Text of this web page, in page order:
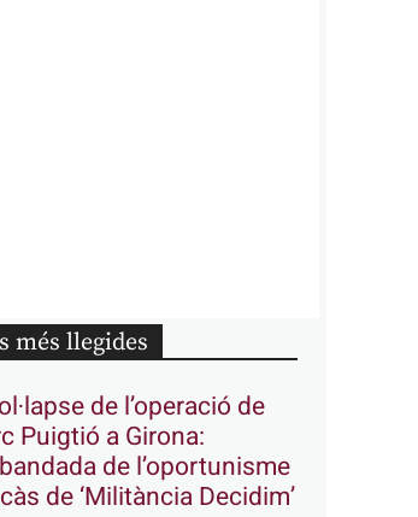
més llegides
de l’operació de
Puigtió a Girona:
de l’oportunisme
de ‘Militància Decidim’